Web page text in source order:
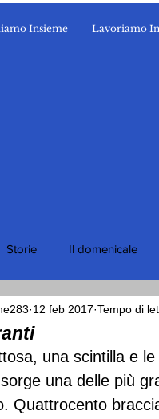
Insieme Lavoriamo
Storie Il domenicale
12 feb 2017 Tempo di
una scintilla e
una delle più
Quattrocento